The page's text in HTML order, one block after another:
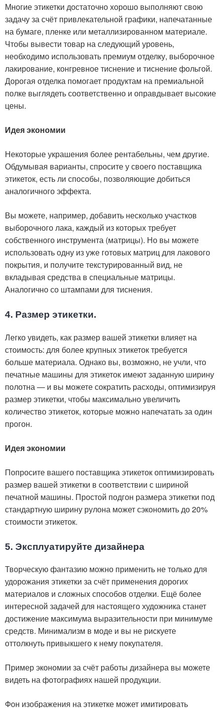
Многие этикетки достаточно хорошо выполняют свою
задачу за счёт привлекательной графики, напечатанные
на бумаге, пленке или металлизированном материале.
Чтобы вывести товар на следующий уровень,
необходимо использовать премиум отделку, выборочное
лакирование, конгревное тиснение и тиснение фольгой.
Дорогая отделка помогает продуктам на премиальной
полке выглядеть соответственно и оправдывает высокие
цены.
Идея экономии
Некоторые украшения более рентабельны, чем другие.
Обдумывая варианты, спросите у своего поставщика
этикеток, есть ли способы, позволяющие добиться
аналогичного эффекта.
Вы можете, например, добавить несколько участков
выборочного лака, каждый из которых требует
собственного инструмента (матрицы). Но вы можете
использовать одну из уже готовых матриц для лакового
покрытия, и получите текстурированный вид, не
вкладывая средства в специальные матрицы.
Аналогично со штампами для тиснения.
4. Размер этикетки.
Легко увидеть, как размер вашей этикетки влияет на
стоимость: для более крупных этикеток требуется
больше материала. Однако вы, возможно, не учли, что
печатные машины для этикеток имеют заданную ширину
полотна — и вы можете сократить расходы, оптимизируя
размер этикетки, чтобы максимально увеличить
количество этикеток, которые можно напечатать за один
прогон.
Идея экономии
Попросите вашего поставщика этикеток оптимизировать
размер вашей этикетки в соответствии с шириной
печатной машины. Простой подгон размера этикетки под
стандартную ширину рулона может сэкономить до 20%
стоимости этикеток.
5. Эксплуатируйте дизайнера
Творческую фантазию можно применить не только для
удорожания этикетки за счёт применения дорогих
материалов и сложных способов отделки. Ещё более
интересной задачей для настоящего художника станет
достижение максимума выразительности при минимуме
средств. Минимализм в моде и вы не рискуете
оттолкнуть привыкшего к нему покупателя.
Пример экономии за счёт работы дизайнера вы можете
видеть на фотографиях нашей продукции.
Фон изображения на этикетке может имитировать